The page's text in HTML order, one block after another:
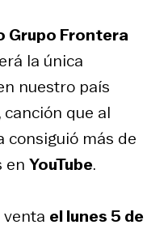
Grupo Frontera
la única
nuestro país
canción que al
consiguió más de
en YouTube.
el lunes 5 de